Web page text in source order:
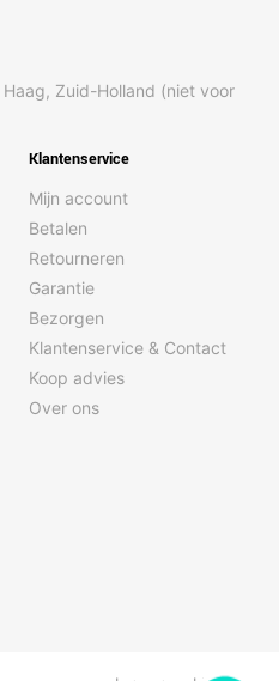
Zuid-Holland (niet voor
Klantenservice
Mijn account
Betalen
Retourneren
Garantie
Bezorgen
Klantenservice & Contact
Koop advies
Over ons